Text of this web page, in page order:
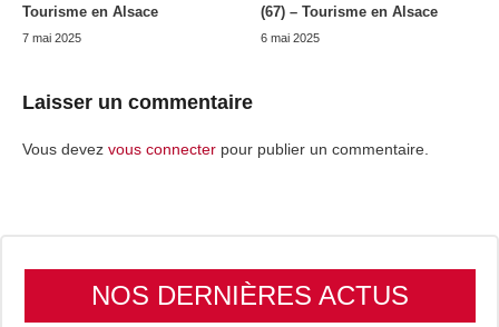
Tourisme en Alsace
7 mai 2025
(67) – Tourisme en Alsace
6 mai 2025
Laisser un commentaire
Vous devez vous connecter pour publier un commentaire.
NOS DERNIÈRES ACTUS